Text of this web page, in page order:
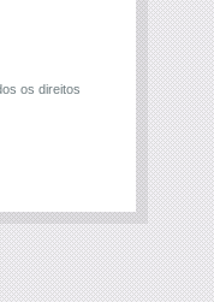
os direitos